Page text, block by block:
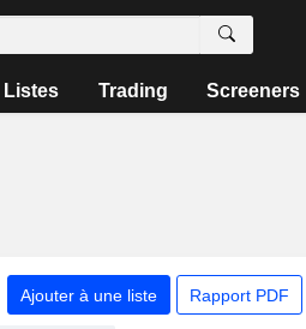
Listes Trading Screeners
Ajouter à une liste Rapport PDF